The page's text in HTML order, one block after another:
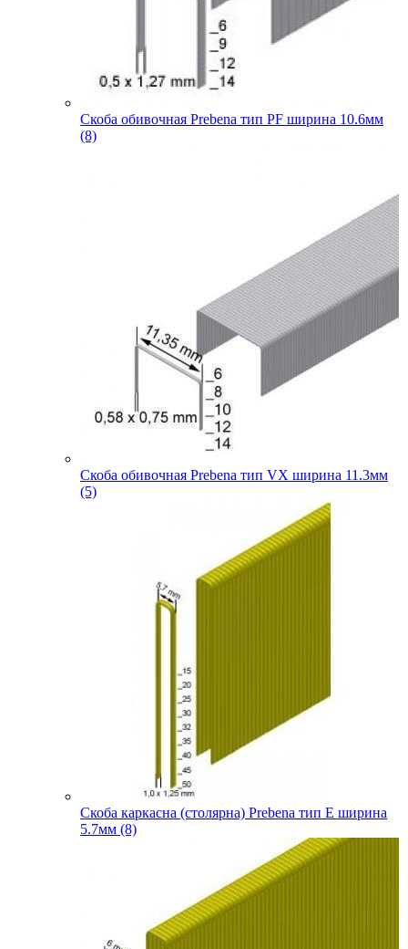
Скоба обивочная Prebena тип PF ширина 10.6мм
(8)
Скоба обивочная Prebena тип VX ширина 11.3мм
(5)
Скоба каркасна (столярна) Prebena тип E ширина
5.7мм (8)